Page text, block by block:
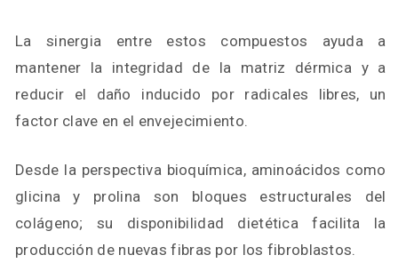
La sinergia entre estos compuestos ayuda a
mantener la integridad de la matriz dérmica y a
reducir el daño inducido por radicales libres, un
factor clave en el envejecimiento.
Desde la perspectiva bioquímica, aminoácidos como
glicina y prolina son bloques estructurales del
colágeno; su disponibilidad dietética facilita la
producción de nuevas fibras por los fibroblastos.